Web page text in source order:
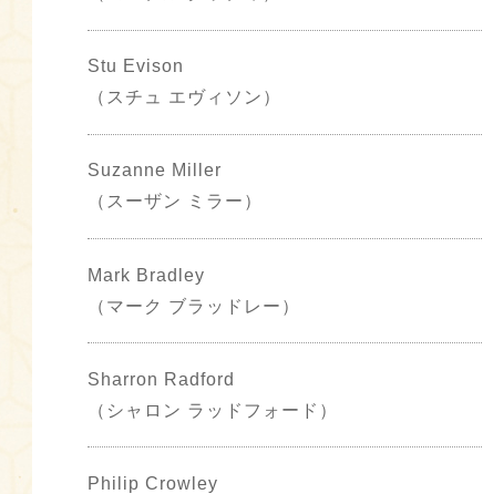
Stu Evison
（スチュ エヴィソン）
Suzanne Miller
（スーザン ミラー）
Mark Bradley
（マーク ブラッドレー）
Sharron Radford
（シャロン ラッドフォード）
Philip Crowley